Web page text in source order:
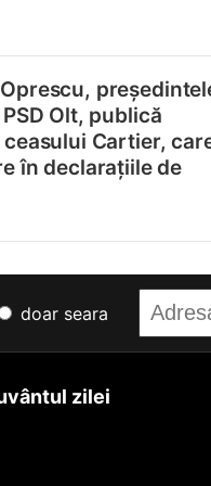
Olt, publică
Cartier,
în declarațiile de
doar seara
zilei